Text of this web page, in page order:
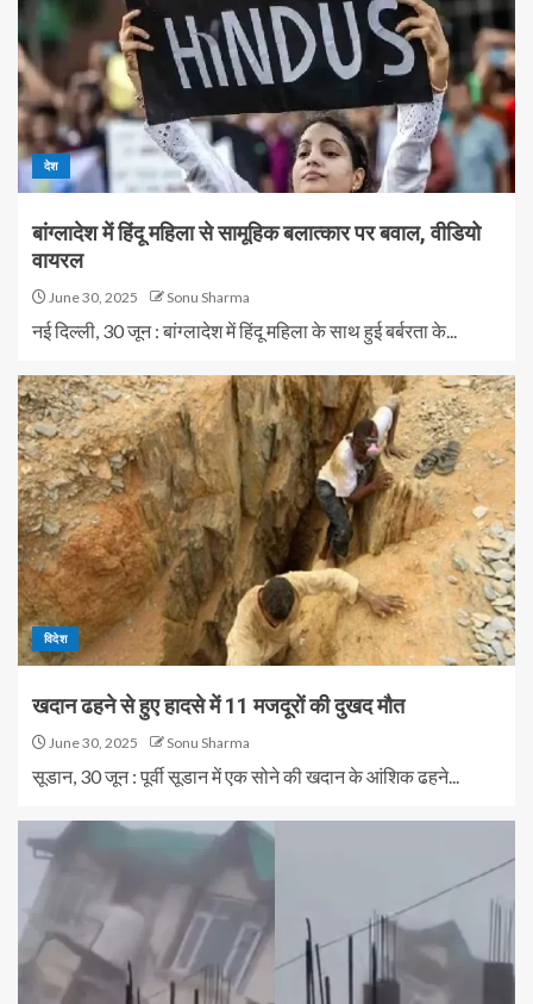
देश
बांग्लादेश में हिंदू महिला से सामूहिक बलात्कार पर बवाल, वीडियो
वायरल
June 30, 2025 Sonu Sharma
नई दिल्ली, 30 जून : बांग्लादेश में हिंदू महिला के साथ हुई बर्बरता के...
विदेश
खदान ढहने से हुए हादसे में 11 मजदूरों की दुखद मौत
June 30, 2025 Sonu Sharma
सूडान, 30 जून : पूर्वी सूडान में एक सोने की खदान के आंशिक ढहने...